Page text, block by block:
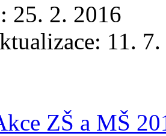
25. 2. 2016
11.
ZŠ a MŠ